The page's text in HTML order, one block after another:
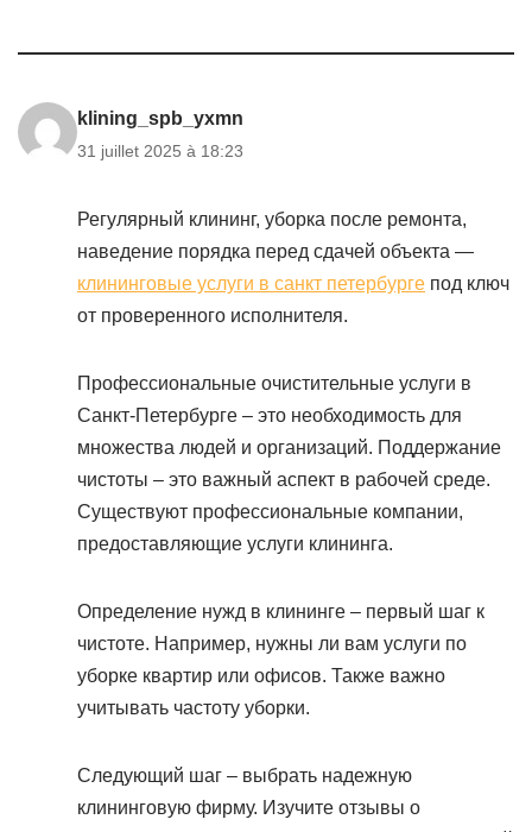
klining_spb_yxmn
31 juillet 2025 à 18:23
Регулярный клининг, уборка после ремонта,
наведение порядка перед сдачей объекта —
клининговые услуги в санкт петербурге под ключ
от проверенного исполнителя.
Профессиональные очистительные услуги в
Санкт-Петербурге – это необходимость для
множества людей и организаций. Поддержание
чистоты – это важный аспект в рабочей среде.
Существуют профессиональные компании,
предоставляющие услуги клининга.
Определение нужд в клининге – первый шаг к
чистоте. Например, нужны ли вам услуги по
уборке квартир или офисов. Также важно
учитывать частоту уборки.
Следующий шаг – выбрать надежную
клининговую фирму. Изучите отзывы о